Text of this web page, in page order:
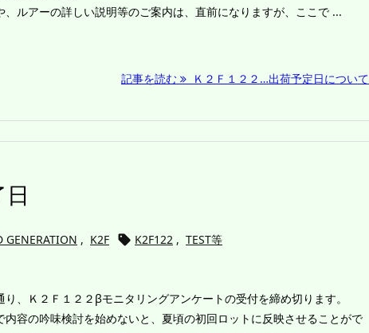
、ルアーの詳しい説明等のご案内は、直前になりますが、ここで ...
記事を読む Ｋ２Ｆ１２２…出荷予定日について
GENERATION , K2F  K2F122 , TEST等
、Ｋ２Ｆ１２２βモニタリングアンケートの受付を締め切ります。
容の吟味検討を始めないと、夏頃の初回ロットに反映させることがで